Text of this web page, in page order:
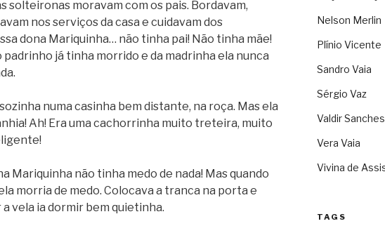
solteironas moravam com os pais. Bordavam,
nos serviços da casa e cuidavam dos
dona Mariquinha… não tinha pai! Não tinha mãe!
padrinho já tinha morrido e da madrinha ela nunca
numa casinha bem distante, na roça. Mas ela
Ah! Era uma cachorrinha muito treteira, muito
Mariquinha não tinha medo de nada! Mas quando
morria de medo. Colocava a tranca na porta e
vela ia dormir bem quietinha.
Nelson Merlin
Plínio Vicente
Sandro Vaia
Sérgio Vaz
Valdir Sanches
Vera Vaia
Vivina de
TAGS